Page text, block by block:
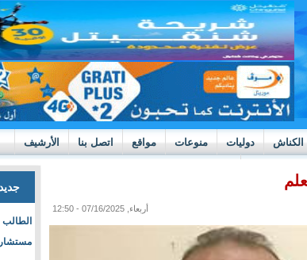
الكناش دوليات منوعات مواقع اتصل بنا الأرشيف
أربعاء, 07/16/2025 - 12:50